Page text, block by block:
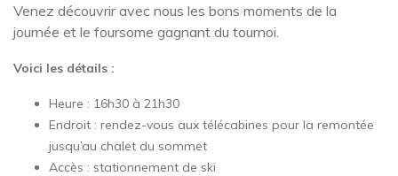
Venez découvrir avec nous les bons moments de la
journée et le foursome gagnant du tournoi.
Voici les détails :
Heure : 16h30 à 21h30
Endroit : rendez-vous aux télécabines pour la remontée
jusqu’au chalet du sommet
Accès : stationnement de ski